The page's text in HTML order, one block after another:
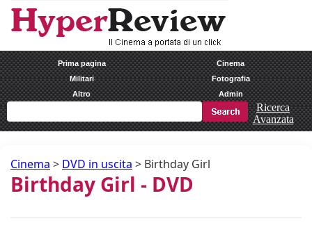
Prima pagina
Cinema
Militari
Fotografia
Altro
Admin
Ricerca
Avanzata
Cinema > DVD in uscita > Birthday Girl
Birthday Girl - DVD